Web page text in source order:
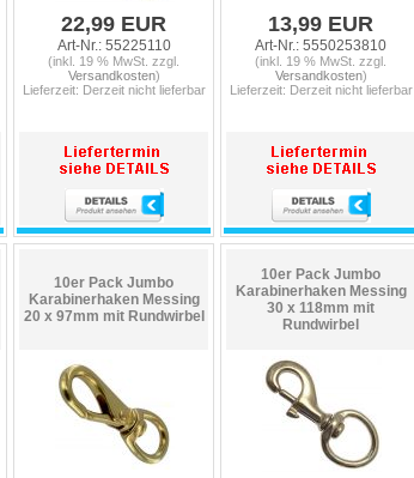
22,99 EUR
Art-Nr.: 55225110
(inkl. 19 % MwSt. zzgl.
Versandkosten)
Lieferzeit: Derzeit nicht lieferbar
13,99 EUR
Art-Nr.: 5550253810
(inkl. 19 % MwSt. zzgl.
Versandkosten)
Lieferzeit: Derzeit nicht lieferbar
10er Pack Jumbo
Karabinerhaken Messing
20 x 97mm mit Rundwirbel
10er Pack Jumbo
Karabinerhaken Messing
30 x 118mm mit
Rundwirbel